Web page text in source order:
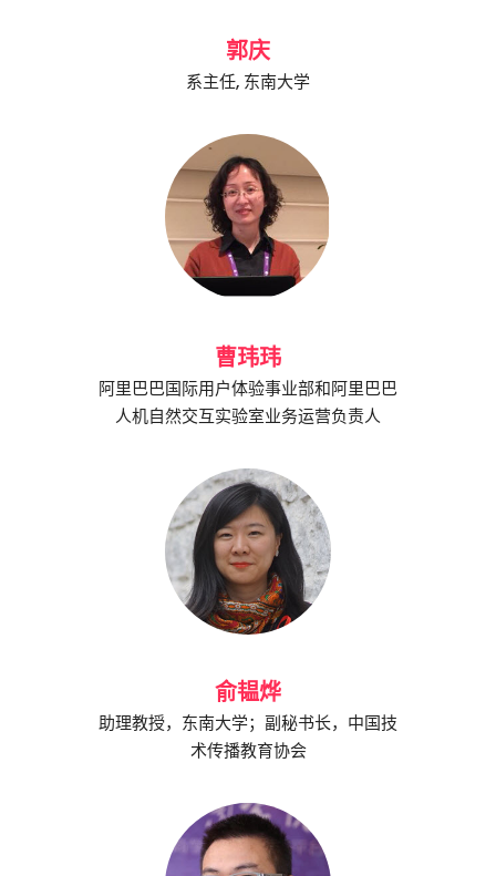
郭庆
系主任, 东南大学
曹玮玮
阿里巴巴国际用户体验事业部和阿里巴巴
人机自然交互实验室业务运营负责人
俞韫烨
助理教授，东南大学；副秘书长，中国技
术传播教育协会